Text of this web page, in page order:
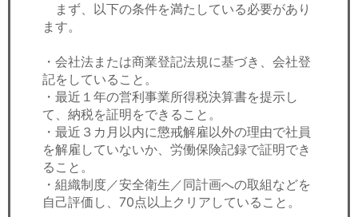
まず、以下の条件を満たしている必要があり
ます。
・会社法または商業登記法規に基づき、会社登
記をしていること。
・最近１年の営利事業所得税決算書を提示し
て、納税を証明をできること。
・最近３カ月以内に懲戒解雇以外の理由で社員
を解雇していないか、労働保険記録で証明でき
ること。
・組織制度／安全衛生／同計画への取組などを
自己評価し、70点以上クリアしていること。